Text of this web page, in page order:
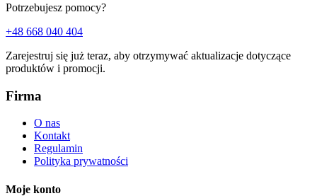
Potrzebujesz pomocy?
+48 668 040 404
Zarejestruj się już teraz, aby otrzymywać aktualizacje dotyczące
produktów i promocji.
Firma
O nas
Kontakt
Regulamin
Polityka prywatności
Moje konto